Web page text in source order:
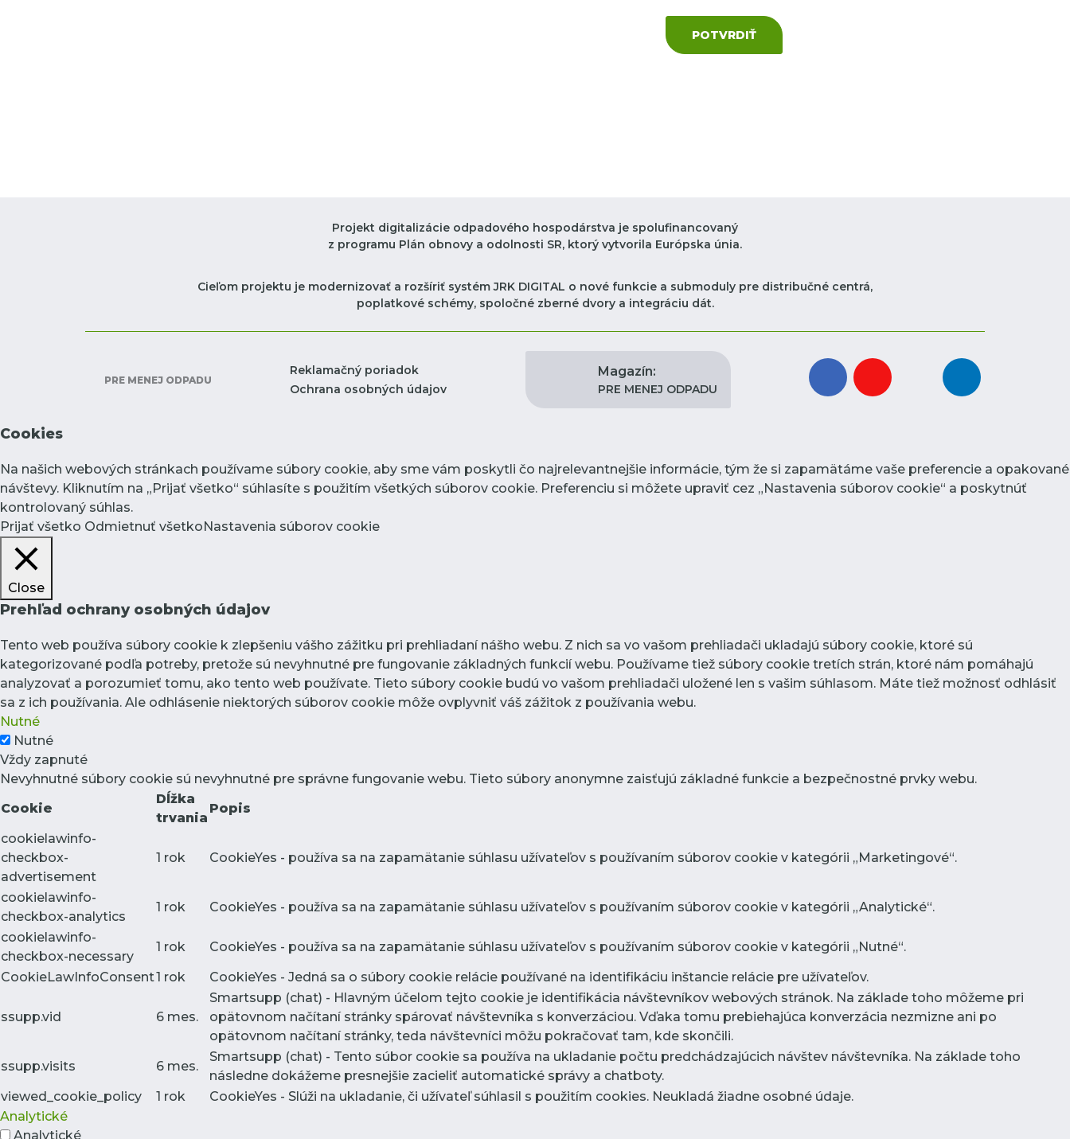
POTVRDIŤ
Projekt digitalizácie odpadového hospodárstva je spolufinancovaný
z programu Plán obnovy a odolnosti SR, ktorý vytvorila Európska únia.
Cieľom projektu je modernizovať a rozšíriť systém JRK DIGITAL o nové funkcie a submoduly pre distribučné centrá,
poplatkové schémy, spoločné zberné dvory a integráciu dát.
PRE MENEJ ODPADU
Reklamačný poriadok
Ochrana osobných údajov
Magazín:
PRE MENEJ ODPADU
facebookyoutube instagramlinkedin
Cookies
Na našich webových stránkach používame súbory cookie, aby sme vám poskytli čo najrelevantnejšie informácie, tým že si zapamätáme vaše preferencie a opakované
návštevy. Kliknutím na „Prijať všetko“ súhlasíte s použitím všetkých súborov cookie. Preferenciu si môžete upraviť cez „Nastavenia súborov cookie“ a poskytnúť
kontrolovaný súhlas.
Prijať všetko Odmietnuť všetkoNastavenia súborov cookie
Close
Prehľad ochrany osobných údajov
Tento web používa súbory cookie k zlepšeniu vášho zážitku pri prehliadaní nášho webu. Z nich sa vo vašom prehliadači ukladajú súbory cookie, ktoré sú
kategorizované podľa potreby, pretože sú nevyhnutné pre fungovanie základných funkcií webu. Používame tiež súbory cookie tretích strán, ktoré nám pomáhajú
analyzovať a porozumieť tomu, ako tento web používate. Tieto súbory cookie budú vo vašom prehliadači uložené len s vašim súhlasom. Máte tiež možnosť odhlásiť
sa z ich používania. Ale odhlásenie niektorých súborov cookie môže ovplyvniť váš zážitok z používania webu.
Nutné
Nutné
Vždy zapnuté
Nevyhnutné súbory cookie sú nevyhnutné pre správne fungovanie webu. Tieto súbory anonymne zaisťujú základné funkcie a bezpečnostné prvky webu.
Cookie
Dĺžka
trvania
Popis
cookielawinfo-
checkbox-
advertisement
1 rok CookieYes - používa sa na zapamätanie súhlasu užívateľov s používaním súborov cookie v kategórii „Marketingové“.
cookielawinfo-
checkbox-analytics
1 rok
CookieYes - používa sa na zapamätanie súhlasu užívateľov s používaním súborov cookie v kategórii „Analytické“.
cookielawinfo-
checkbox-necessary
1 rok
CookieYes - používa sa na zapamätanie súhlasu užívateľov s používaním súborov cookie v kategórii „Nutné“.
CookieLawInfoConsent1 rok CookieYes - Jedná sa o súbory cookie relácie používané na identifikáciu inštancie relácie pre užívateľov.
ssupp.vid 6 mes.
Smartsupp (chat) - Hlavným účelom tejto cookie je identifikácia návštevníkov webových stránok. Na základe toho môžeme pri
opätovnom načítaní stránky spárovať návštevníka s konverzáciou. Vďaka tomu prebiehajúca konverzácia nezmizne ani po
opätovnom načítaní stránky, teda návštevníci môžu pokračovať tam, kde skončili.
ssupp.visits
6 mes.
Smartsupp (chat) - Tento súbor cookie sa používa na ukladanie počtu predchádzajúcich návštev návštevníka. Na základe toho
následne dokážeme presnejšie zacieliť automatické správy a chatboty.
viewed_cookie_policy
1 rok
CookieYes - Slúži na ukladanie, či užívateľ súhlasil s použitím cookies. Neukladá žiadne osobné údaje.
Analytické
Analytické